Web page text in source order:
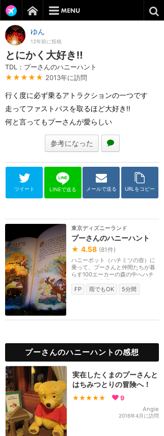
ゆん
12年前に投稿
とにかく大好き‼︎
TDL：プーさんのハニーハント
★★★★★ 2013年に訪問
行く度に必ず乗るアトラクションの一つです
走ってファストパスを取るほど大好き‼︎
何と言ってもプーさんが愛らしい
参考になった
ツイート LINEで送る メールで送る URLをコピー
東京ディズニーランド
プーさんのハニーハント
★ 4.58 (81件)
ハニーポット（ハチミツの壺）に
乗って、プーさんと仲間たちが暮
らす100エーカーの森の中へハチ
ミツ探しに出発！！...
FP
雨でもOK 5分間
プーさんのハニーハントの感想
実在したくまのプーさんと
はちみつとりの冒険へ！
★★★★★ 9
Angie
2016年4月に訪問